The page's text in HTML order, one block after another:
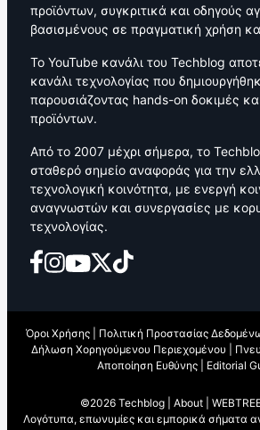
προϊόντων, συγκριτικά και οδηγούς
βασισμένους σε πραγματική χρήση
Το YouTube κανάλι του Techblog
κανάλι τεχνολογίας που
παρουσιάζοντας hands-on δοκιμές
προϊόντων.
Από το 2007 μέχρι σήμερα, το
σταθερό σημείο αναφοράς για την
τεχνολογική κοινότητα, με ενεργή
αναγνωστών και συνεργασίες με
τεχνολογίας.
Όροι Χρήσης Πολιτική Προστασίας
Δήλωση Χορηγούμενου Περιεχομένου
Αποποίηση Ευθύνης
Editorial
©2026 Techblog | About
Λογότυπα, επωνυμίες και εμπορικά σήματα